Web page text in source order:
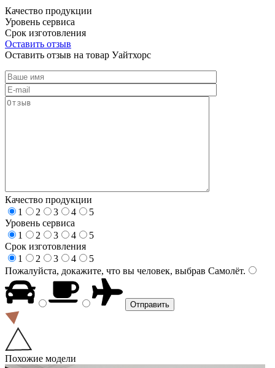
Качество продукции
Уровень сервиса
Срок изготовления
Оставить отзыв
Оставить отзыв на товар Уайтхорс
Качество продукции
1
2 3 4
5
Уровень сервиса
1
2 3 4
5
Срок изготовления
1
2 3 4
5
Пожалуйста, докажите, что вы человек, выбрав Самолёт.
Похожие модели